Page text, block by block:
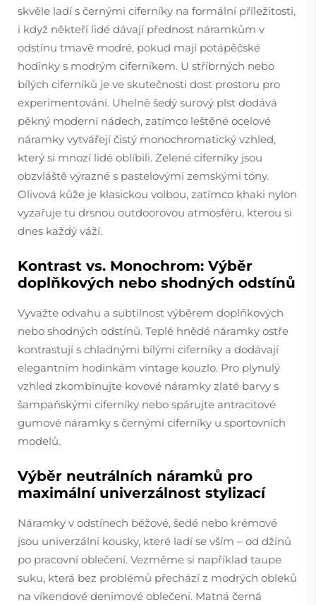
skvěle ladí s černými ciferníky na formální příležitosti,
i když někteří lidé dávají přednost náramkům v
odstínu tmavě modré, pokud mají potápěčské
hodinky s modrým ciferníkem. U stříbrných nebo
bílých ciferníků je ve skutečnosti dost prostoru pro
experimentování. Uhelně šedý surový plst dodává
pěkný moderní nádech, zatímco leštěné ocelové
náramky vytvářejí čistý monochromatický vzhled,
který si mnozí lidé oblíbili. Zelené ciferníky jsou
obzvláště výrazné s pastelovými zemskými tóny.
Olivová kůže je klasickou volbou, zatímco khaki nylon
vyzařuje tu drsnou outdoorovou atmosféru, kterou si
dnes každý váží.
Kontrast vs. Monochrom: Výběr
doplňkových nebo shodných odstínů
Vyvažte odvahu a subtilnost výběrem doplňkových
nebo shodných odstínů. Teplé hnědé náramky ostře
kontrastují s chladnými bílými ciferníky a dodávají
elegantním hodinkám vintage kouzlo. Pro plynulý
vzhled zkombinujte kovové náramky zlaté barvy s
šampaňskými ciferníky nebo spárujte antracitové
gumové náramky s černými ciferníky u sportovních
modelů.
Výběr neutrálních náramků pro
maximální univerzálnost stylizací
Náramky v odstínech béžové, šedé nebo krémové
jsou univerzální kousky, které ladí se vším – od džínů
po pracovní oblečení. Vezměme si například taupe
suku, která bez problémů přechází z modrých obleků
na víkendové denimové oblečení. Matná černá